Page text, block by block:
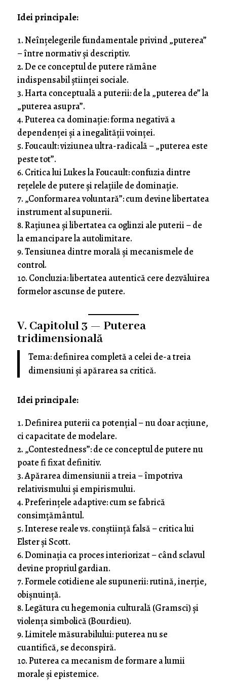
Idei principale:
Neînțelegerile fundamentale privind „puterea”
– între normativ și descriptiv.
De ce conceptul de putere rămâne
indispensabil științei sociale.
Harta conceptuală a puterii: de la „puterea de” la
„puterea asupra”.
Puterea ca dominație: forma negativă a
dependenței și a inegalității voinței.
Foucault: viziunea ultra-radicală – „puterea este
peste tot”.
Critica lui Lukes la Foucault: confuzia dintre
rețelele de putere și relațiile de dominație.
„Conformarea voluntară”: cum devine libertatea
instrument al supunerii.
Rațiunea și libertatea ca oglinzi ale puterii – de
la emancipare la autolimitare.
Tensiunea dintre morală și mecanismele de
control.
Concluzia: libertatea autentică cere dezvăluirea
formelor ascunse de putere.
V. Capitolul 3 — Puterea
tridimensională
Tema: definirea completă a celei de-a treia
dimensiuni și apărarea sa critică.
Idei principale:
Definirea puterii ca potențial – nu doar acțiune,
ci capacitate de modelare.
„Contestedness”: de ce conceptul de putere nu
poate fi fixat definitiv.
Apărarea dimensiunii a treia – împotriva
relativismului și empirismului.
Preferințele adaptive: cum se fabrică
consimțământul.
Interese reale vs. conștiință falsă – critica lui
Elster și Scott.
Dominația ca proces interiorizat – când sclavul
devine propriul gardian.
Formele cotidiene ale supunerii: rutină, inerție,
obișnuință.
Legătura cu hegemonia culturală (Gramsci) și
violența simbolică (Bourdieu).
Limitele măsurabilului: puterea nu se
cuantifică, se deconspiră.
Puterea ca mecanism de formare a lumii
morale și epistemice.